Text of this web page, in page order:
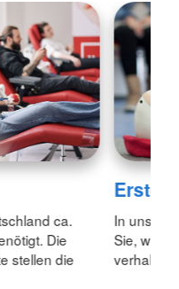
ca.
Die
stellen die
Erste
In
Sie, wie
verhalten